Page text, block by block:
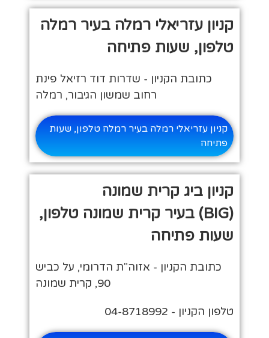
קניון עזריאלי רמלה בעיר רמלה
טלפון, שעות פתיחה
כתובת הקניון - שדרות דוד רזיאל פינת
רחוב שמשון הגיבור, רמלה
קניון עזריאלי רמלה בעיר רמלה טלפון, שעות
פתיחה
קניון ביג קרית שמונה
(BIG) בעיר קרית שמונה טלפון,
שעות פתיחה
כתובת הקניון - אזוה"ת הדרומי, על כביש
90, קרית שמונה
טלפון הקניון - 04-8718992